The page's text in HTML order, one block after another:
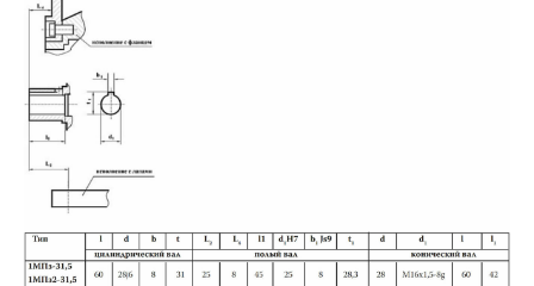
+7
ПОДОБРАТЬ